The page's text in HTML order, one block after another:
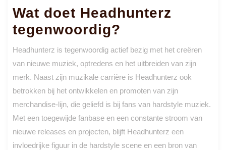
Wat doet Headhunterz
tegenwoordig?
Headhunterz is tegenwoordig actief bezig met het creëren
van nieuwe muziek, optredens en het uitbreiden van zijn
merk. Naast zijn muzikale carrière is Headhunterz ook
betrokken bij het ontwikkelen en promoten van zijn
merchandise-lijn, die geliefd is bij fans van hardstyle muziek.
Met een toegewijde fanbase en een constante stroom van
nieuwe releases en projecten, blijft Headhunterz een
invloedrijke figuur in de hardstyle scene en een bron van